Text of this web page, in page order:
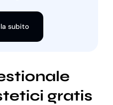
subito
gratis